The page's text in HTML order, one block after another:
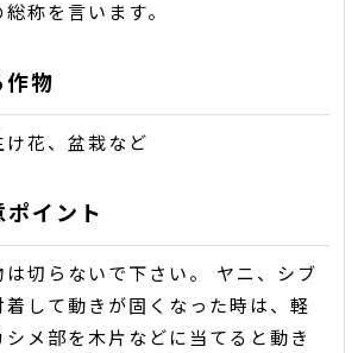
称を言います。
作物
花、盆栽など
イント
は切らないで下さい。 ヤニ、シブ
着して動きが固くなった時は、軽
シメ部を木片などに当てると動き